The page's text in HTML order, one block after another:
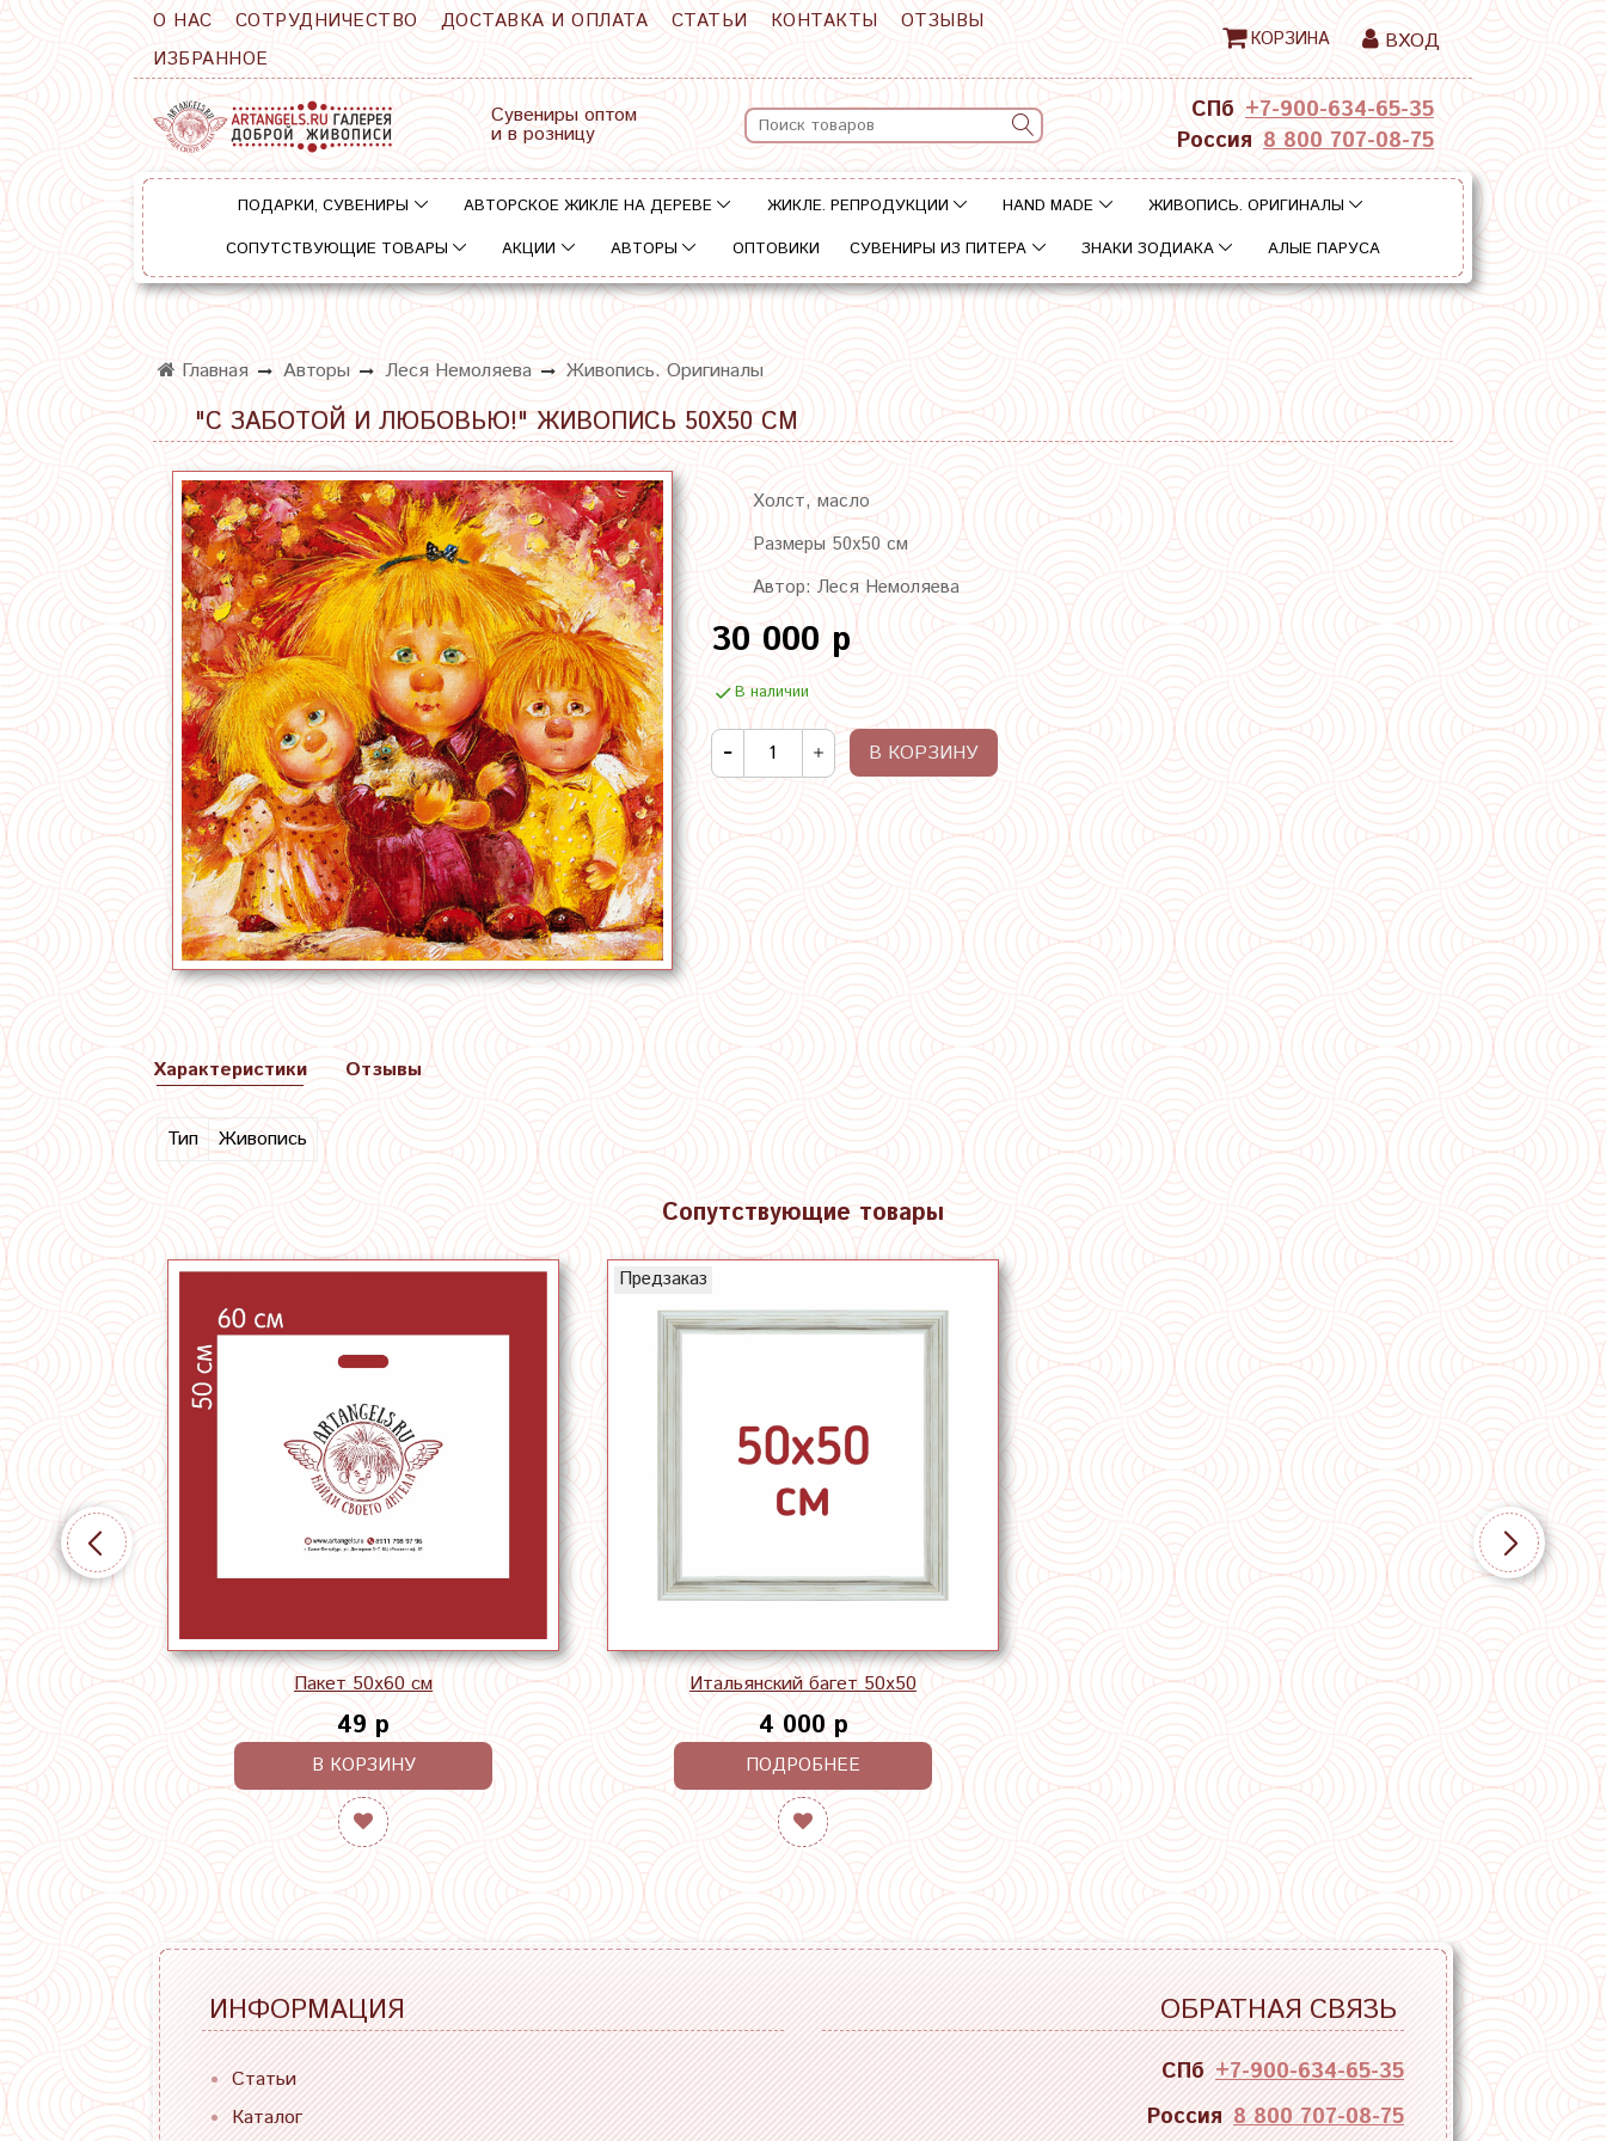
О НАС СОТРУДНИЧЕСТВО ДОСТАВКА И ОПЛАТА СТАТЬИ КОНТАКТЫ
ОТЗЫВЫ
ИЗБРАННОЕ
КОРЗИНА ВХОД
Сувениры оптом
и в розницу
СПб +7-900-634-65-35
Россия 8 800 707-08-75
ПОДАРКИ, СУВЕНИРЫ АВТОРСКОЕ ЖИКЛЕ НА ДЕРЕВЕ ЖИКЛЕ. РЕПРОДУКЦИИ HAND MADE
ЖИВОПИСЬ. ОРИГИНАЛЫ
СОПУТСТВУЮЩИЕ ТОВАРЫ
АКЦИИ АВТОРЫ ОПТОВИКИ СУВЕНИРЫ ИЗ ПИТЕРА ЗНАКИ ЗОДИАКА АЛЫЕ ПАРУСА
Главная Авторы Леся Немоляева Живопись. Оригиналы
"С ЗАБОТОЙ И ЛЮБОВЬЮ!" ЖИВОПИСЬ 50Х50 СМ
Холст, масло
Размеры 50х50 см
Автор: Леся Немоляева
30 000 р
В наличии
В КОРЗИНУ
Характеристики
Тип Живопись
Отзывы
Сопутствующие товары
Пакет 50х60 см
49 р
В КОРЗИНУ
Предзаказ
Итальянский багет 50х50
4 000 р
ПОДРОБНЕЕ
ИНФОРМАЦИЯ
Статьи
Каталог
ОБРАТНАЯ СВЯЗЬ
СПб +7-900-634-65-35
Россия 8 800 707-08-75